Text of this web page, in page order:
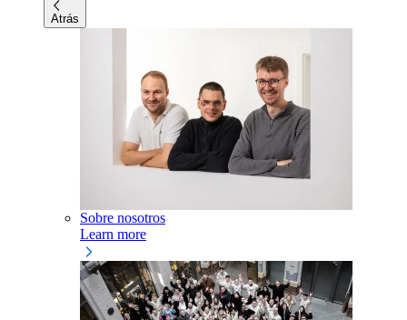
Atrás
Sobre nosotros
Learn more